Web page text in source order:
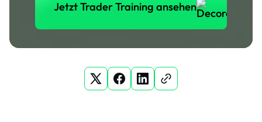
Jetzt Trader Training ansehen